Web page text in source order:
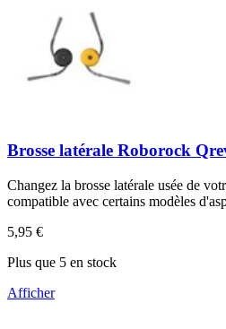
Brosse latérale Roborock
Changez la brosse latérale usée de
compatible avec certains modèles
5,95 €
Plus que 5 en stock
Afficher